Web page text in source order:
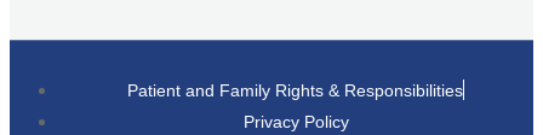
Patient and Family Rights & Responsibilities
Privacy Policy